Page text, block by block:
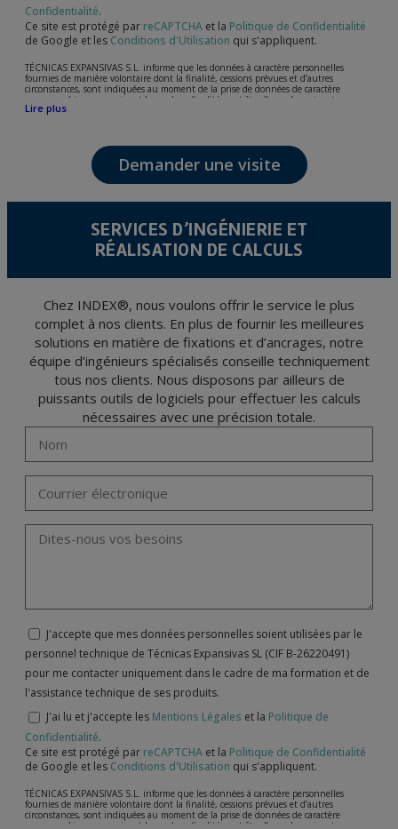
Confidentialité.
Ce site est protégé par reCAPTCHA et la Politique de Confidentialité
de Google et les Conditions d'Utilisation qui s'appliquent.
TÉCNICAS EXPANSIVAS S.L. informe que les données à caractère personnelles
fournies de manière volontaire dont la finalité, cessions prévues et d’autres
circonstances, sont indiquées au moment de la prise de données de caractère
personne, bien que, suivant le cas, leur finalité peut être l’une des suivantes,
l’attention de votre demande, litige ou requise, maintien de la relation établie, la
Les données de nos fichiers sont absolument confidentielles et seront traitées avec la
plus grande confidentialité et répondent à toutes les exigences prévues par la loi
15/1999 du 13 décembre sur la protection des données personnelles.
conformément à la législation de Protection des données, telles que celles relatives à
la santé, ces donnée n'étant pas cryptées.
L’usager peut à tout moment exercer son droit d'accès, de rectification, d'annulation
et d'opposition en vertu des dispositions au Règlement Général sur la Protection des
votre pièce d’identité, à P.I. La Portalada II | c/ Segador 13, 26006 | Logroño (La
Lire plus
Demander une visite
SERVICES D’INGÉNIERIE ET
RÉALISATION DE CALCULS
Chez INDEX®, nous voulons offrir le service le plus
complet à nos clients. En plus de fournir les meilleures
solutions en matière de fixations et d’ancrages, notre
équipe d’ingénieurs spécialisés conseille techniquement
tous nos clients. Nous disposons par ailleurs de
puissants outils de logiciels pour effectuer les calculs
nécessaires avec une précision totale.
J'accepte que mes données personnelles soient utilisées par le
personnel technique de Técnicas Expansivas SL (CIF B-26220491)
pour me contacter uniquement dans le cadre de ma formation et de
l'assistance technique de ses produits.
J'ai lu et j'accepte les Mentions Légales et la Politique de
Confidentialité.
Ce site est protégé par reCAPTCHA et la Politique de Confidentialité
de Google et les Conditions d'Utilisation qui s'appliquent.
TÉCNICAS EXPANSIVAS S.L. informe que les données à caractère personnelles
fournies de manière volontaire dont la finalité, cessions prévues et d’autres
circonstances, sont indiquées au moment de la prise de données de caractère
personne, bien que, suivant le cas, leur finalité peut être l’une des suivantes,